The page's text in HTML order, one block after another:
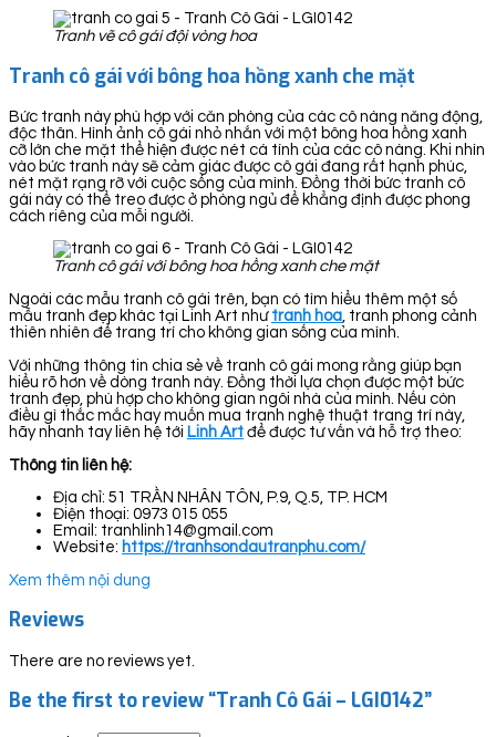
Tranh vẽ cô gái đội vòng hoa
Tranh cô gái với bông hoa hồng xanh che mặt
Bức tranh này phù hợp với căn phòng của các cô nàng năng động,
độc thân. Hình ảnh cô gái nhỏ nhắn với một bông hoa hồng xanh
cỡ lớn che mặt thể hiện được nét cá tính của các cô nàng. Khi nhìn
vào bức tranh này sẽ cảm giác được cô gái đang rất hạnh phúc,
nét mặt rạng rỡ với cuộc sống của mình. Đồng thời bức tranh cô
gái này có thể treo được ở phòng ngủ để khẳng định được phong
cách riêng của mỗi người.
Tranh cô gái với bông hoa hồng xanh che mặt
Ngoài các mẫu tranh cô gái trên, bạn có tìm hiểu thêm một số
mẫu tranh đẹp khác tại Linh Art như tranh hoa, tranh phong cảnh
thiên nhiên để trang trí cho không gian sống của mình.
Với những thông tin chia sẻ về tranh cô gái mong rằng giúp bạn
hiểu rõ hơn về dòng tranh này. Đồng thời lựa chọn được một bức
tranh đẹp, phù hợp cho không gian ngôi nhà của mình. Nếu còn
điều gì thắc mắc hay muốn mua tranh nghệ thuật trang trí này,
hãy nhanh tay liên hệ tới Linh Art để được tư vấn và hỗ trợ theo:
Thông tin liên hệ:
Địa chỉ: 51 TRẦN NHÂN TÔN, P.9, Q.5, TP. HCM
Điện thoại: 0973 015 055
Email: tranhlinh14@gmail.com
Website: https://tranhsondautranphu.com/
Xem thêm nội dung
Reviews
There are no reviews yet.
Be the first to review “Tranh Cô Gái – LGI0142”